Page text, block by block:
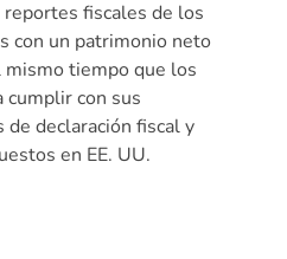
fiscales de los
con un patrimonio neto
tiempo que los
cumplir con sus
de declaración fiscal y
en EE. UU.